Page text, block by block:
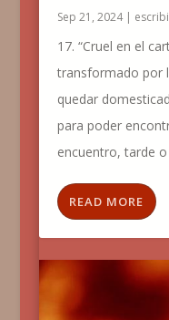
Sep 21, 2024|
17. “Cruel en el
transformado por
quedar
para poder
encuentro, tarde
READ MORE